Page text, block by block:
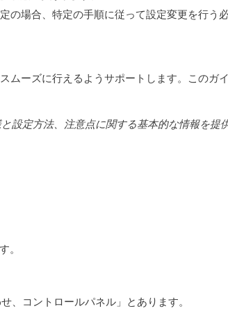
の場合、特定の手順に従って設定変更を行う
ムーズに行えるようサポートします。このガ
設定方法、注意点に関する基本的な情報を提
。
、コントロールパネル」とあります。